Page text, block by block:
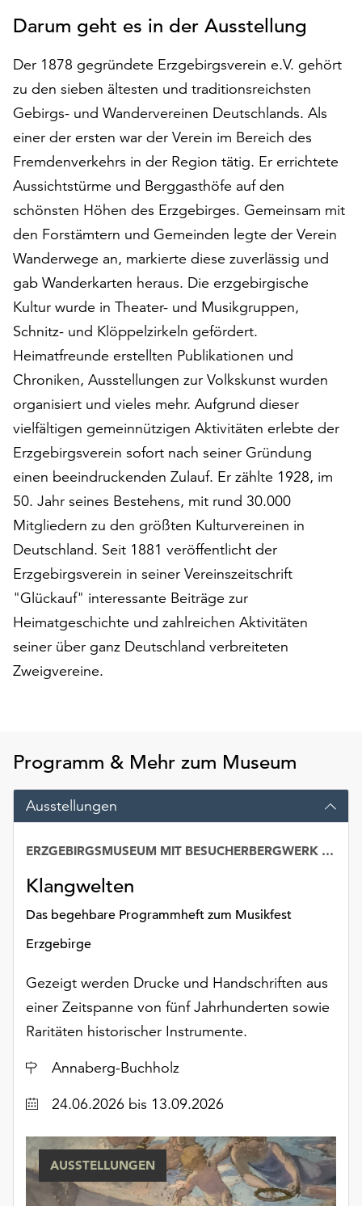
auf
„Alle
um
alle
Cookies
zu
akzeptieren.
Sie
können
Ihr
Einverständnis
jederzeit
ändern
und
widerrufen.
Dafür
steht
Ihnen
am
Ende
der
Seite
die
Schaltfläche
„Cookie-
Einstellungen“
zur
Verfügung.
Funktionale
Cookies
werden
ohne
Ihr
Einverständnis
Sie
die
verwendeten
Cookies
anpassen,
erreichen
die
Einstellungen
über
die
„Auswählen“.
Weitere
Informationen
Sie
unserer
oder
dem
Impressum
Darum geht es in der Ausstellung
Der 1878 gegründete Erzgebirgsverein e.V. gehört
zu den sieben ältesten und traditionsreichsten
Gebirgs- und Wandervereinen Deutschlands. Als
einer der ersten war der Verein im Bereich des
Fremdenverkehrs in der Region tätig. Er errichtete
Aussichtstürme und Berggasthöfe auf den
schönsten Höhen des Erzgebirges. Gemeinsam mit
den Forstämtern und Gemeinden legte der Verein
Wanderwege an, markierte diese zuverlässig und
gab Wanderkarten heraus. Die erzgebirgische
Kultur wurde in Theater- und Musikgruppen,
Schnitz- und Klöppelzirkeln gefördert.
Heimatfreunde erstellten Publikationen und
Chroniken, Ausstellungen zur Volkskunst wurden
organisiert und vieles mehr. Aufgrund dieser
vielfältigen gemeinnützigen Aktivitäten erlebte der
Erzgebirgsverein sofort nach seiner Gründung
einen beeindruckenden Zulauf. Er zählte 1928, im
50. Jahr seines Bestehens, mit rund 30.000
Mitgliedern zu den größten Kulturvereinen in
Deutschland. Seit 1881 veröffentlicht der
Erzgebirgsverein in seiner Vereinszeitschrift
"Glückauf" interessante Beiträge zur
Heimatgeschichte und zahlreichen Aktivitäten
seiner über ganz Deutschland verbreiteten
Zweigvereine.
Programm & Mehr zum Museum
Ausstellungen
Klangwelten
Das begehbare Programmheft zum Musikfest
Erzgebirge
ERZGEBIRGSMUSEUM MIT BESUCHERBERGWERK „IM GÖSSNER“
Gezeigt werden Drucke und Handschriften aus
einer Zeitspanne von fünf Jahrhunderten sowie
Raritäten historischer Instrumente.
Ort
Annaberg-Buchholz
Datum24.06.2026 bis 13.09.2026
AUSSTELLUNGEN